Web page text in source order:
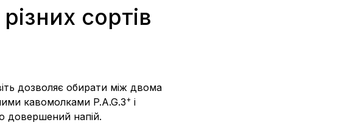
сортів
дозволяє обирати між двома
кавомолками P.A.G.3+і
довершений напій.